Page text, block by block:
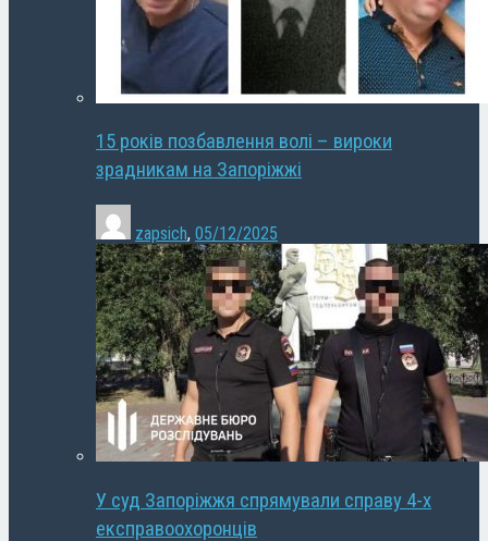
15 років позбавлення волі – вироки
зрадникам на Запоріжжі
zapsich, 05/12/2025
У суд Запоріжжя спрямували справу 4-х
експравоохоронців